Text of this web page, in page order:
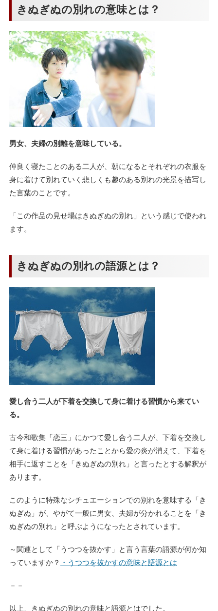
きぬぎぬの別れの意味とは？
男女、夫婦の別離を意味している。
仲良く寝たことのある二人が、朝になるとそれぞれの衣服を
身に着けて別れていく悲しくも趣のある別れの光景を描写し
た言葉のことです。
「この作品の見せ場はきぬぎぬの別れ」という感じで使われ
ます。
きぬぎぬの別れの語源とは？
愛し合う二人が下着を交換して身に着ける習慣から来てい
る。
古今和歌集「恋三」にかつて愛し合う二人が、下着を交換し
て身に着ける習慣があったことから愛の炎が消えて、下着を
相手に返すことを「きぬぎぬの別れ」と言ったとする解釈が
あります。
このように特殊なシチュエーションでの別れを意味する「き
ぬぎぬ」が、やがて一般に男女、夫婦が分かれることを「き
ぬぎぬの別れ」と呼ぶようになったとされています。
～関連として「うつつを抜かす」と言う言葉の語源が何か知
っていますか？ ・うつつを抜かすの意味と語源とは
－－
以上、きぬぎぬの別れの意味と語源とはでした。